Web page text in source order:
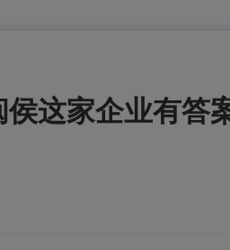
这家企业有答